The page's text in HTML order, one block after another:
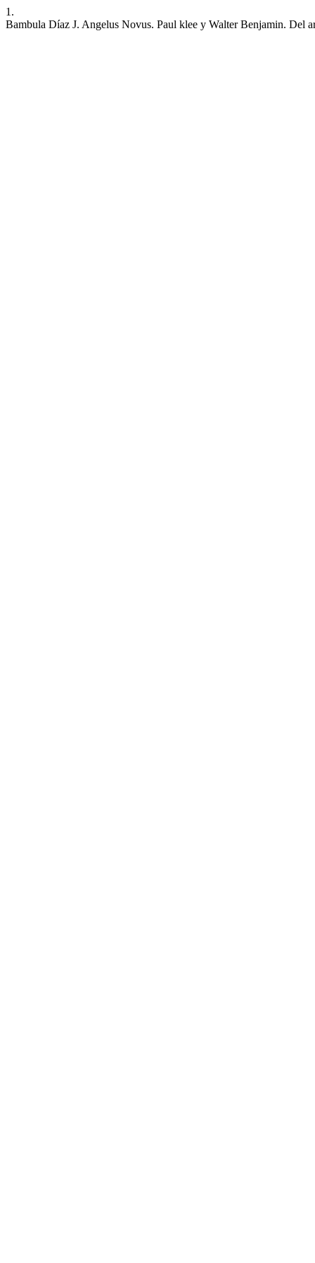
1.
Bambula Díaz J. Angelus Novus. Paul klee y Walter Benjamin. Del